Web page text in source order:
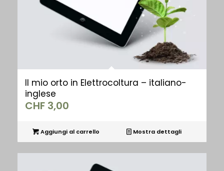
Il mio orto in Elettrocoltura – italiano-
inglese
CHF3,00
Aggiungi al carrello Mostra dettagli